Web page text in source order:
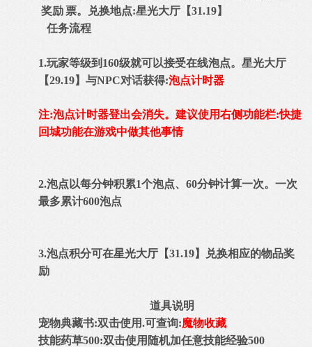
奖励 票。兑换地点:星光大厅【31.19】
任务流程
1.玩家等级到160级就可以接受在线泡点。星光大厅
【29.19】与NPC对话获得:泡点计时器
注:泡点计时器登出会消失。建议使用右侧功能栏:快捷
回城功能在游戏中做其他事情
2.泡点以每分钟积累1个泡点、60分钟计算一次。一次
最多累计600泡点
3.泡点积分可在星光大厅【31.19】兑换相应的物品奖
励
道具说明
宠物典藏书:双击使用.可查询:魔物收藏
技能药草500:双击使用随机加任意技能经验500